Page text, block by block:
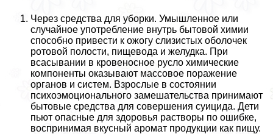
Через средства для уборки. Умышленное или
случайное употрeбление внутрь бытовой химии
способно привести к ожогу слизистых оболочек
ротовой полости, пищевода и желудка. При
всасывании в кровеносное русло химические
компоненты оказывают массовое поражение
органов и систем. Взрослые в состоянии
психоэмоционального замешательства принимают
бытовые средства для совершения суицида. Дети
пьют опасные для здоровья растворы по ошибке,
воспринимая вкусный аромат продукции как пищу.